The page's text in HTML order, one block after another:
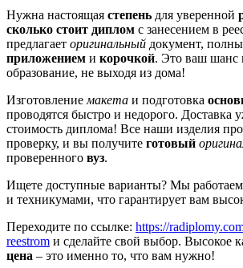
Нужна настоящая степень для уверенной
сколько стоит диплом с занесением в
предлагает оригинальный документ,
приложением и корочкой. Это ваш шанс
образование, не выходя из дома!
Изготовление макета и подготовка
проводятся быстро и недорого. Доставка
стоимость диплома! Все наши изделия
проверку, и вы получите готовый
проверенного вуз.
Ищете доступные варианты? Мы работаем
и техникумами, что гарантирует вам
Переходите по ссылке: https://
reestrom и сделайте свой выбор. Высокое
цена – это именно то, что вам нужно!